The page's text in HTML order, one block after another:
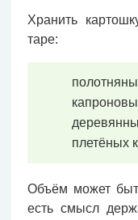
Хранить
таре:
плетёных
Объём может
есть смысл